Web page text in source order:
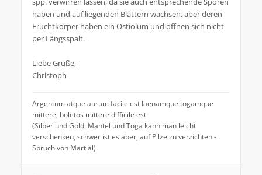
haben und auf liegenden Blättern wachsen, aber deren
Fruchtkörper haben ein Ostiolum und öffnen sich nicht
per Längsspalt.
Liebe Grüße,
Christoph
Argentum atque aurum facile est laenamque togamque
mittere, boletos mittere difficile est
(Silber und Gold, Mantel und Toga kann man leicht
verschenken, schwer ist es aber, auf Pilze zu verzichten -
Spruch von Martial)